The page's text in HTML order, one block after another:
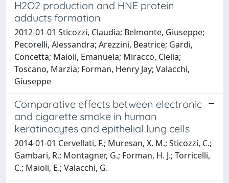
H2O2 production and HNE protein
adducts formation
2012-01-01 Sticozzi, Claudia; Belmonte, Giuseppe;
Pecorelli, Alessandra; Arezzini, Beatrice; Gardi,
Concetta; Maioli, Emanuela; Miracco, Clelia;
Toscano, Marzia; Forman, Henry Jay; Valacchi,
Giuseppe
Comparative effects between electronic
and cigarette smoke in human
keratinocytes and epithelial lung cells
2014-01-01 Cervellati, F.; Muresan, X. M.; Sticozzi, C.;
Gambari, R.; Montagner, G.; Forman, H. J.; Torricelli,
C.; Maioli, E.; Valacchi, G.